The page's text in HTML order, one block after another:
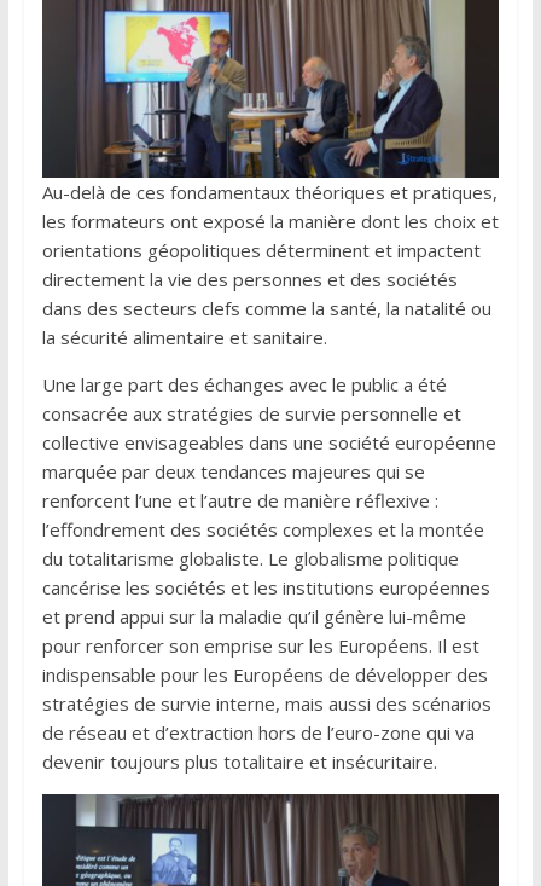
Au-delà de ces fondamentaux théoriques et pratiques,
les formateurs ont exposé la manière dont les choix et
orientations géopolitiques déterminent et impactent
directement la vie des personnes et des sociétés
dans des secteurs clefs comme la santé, la natalité ou
la sécurité alimentaire et sanitaire.
Une large part des échanges avec le public a été
consacrée aux stratégies de survie personnelle et
collective envisageables dans une société européenne
marquée par deux tendances majeures qui se
renforcent l’une et l’autre de manière réflexive :
l’effondrement des sociétés complexes et la montée
du totalitarisme globaliste. Le globalisme politique
cancérise les sociétés et les institutions européennes
et prend appui sur la maladie qu’il génère lui-même
pour renforcer son emprise sur les Européens. Il est
indispensable pour les Européens de développer des
stratégies de survie interne, mais aussi des scénarios
de réseau et d’extraction hors de l’euro-zone qui va
devenir toujours plus totalitaire et insécuritaire.